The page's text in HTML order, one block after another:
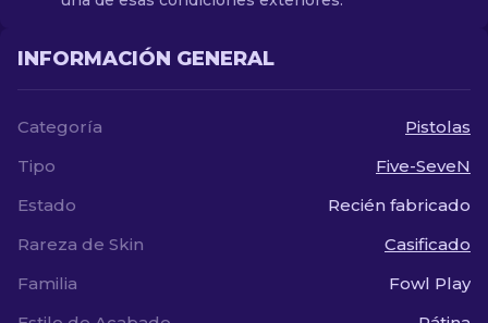
INFORMACIÓN GENERAL
Categoría
Pistolas
Tipo
Five-SeveN
Estado
Recién fabricado
Rareza de Skin
Casificado
Familia
Fowl Play